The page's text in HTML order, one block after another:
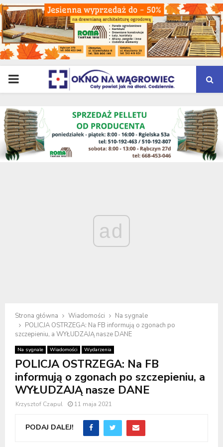
PRIMARY
MENU
ad
Strona główna Wiadomości
Na sygnale
POLICJA OSTRZEGA: Na FB informują o zgonach po
szczepieniu, a WYŁUDZAJĄ nasze DANE
Na sygnale Wiadomości Wydarzenia
POLICJA OSTRZEGA: Na FB
informują o zgonach po szczepieniu, a
WYŁUDZAJĄ nasze DANE
Krzysztof Czapul 11 maja 2021
PODAJ DALEJ!